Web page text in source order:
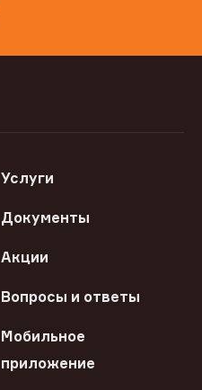
Услуги
Документы
Акции
Вопросы и ответы
Мобильное
приложение